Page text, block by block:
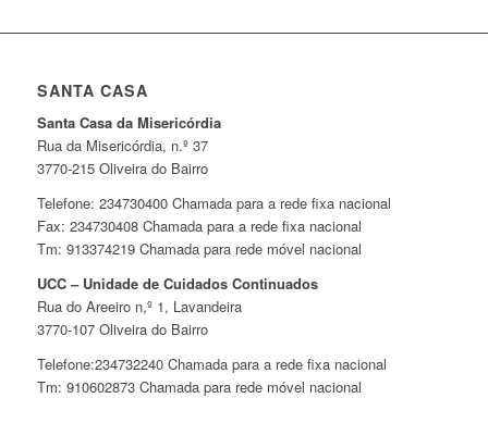
SANTA CASA
Santa Casa da Misericórdia
Rua da Misericórdia, n.º 37
3770-215 Oliveira do Bairro
Telefone: 234730400 Chamada para a rede fixa nacional
Fax: 234730408 Chamada para a rede fixa nacional
Tm: 913374219 Chamada para rede móvel nacional
UCC – Unidade de Cuidados Continuados
Rua do Areeiro n,º 1, Lavandeira
3770-107 Oliveira do Bairro
Telefone:234732240 Chamada para a rede fixa nacional
Tm: 910602873 Chamada para rede móvel nacional